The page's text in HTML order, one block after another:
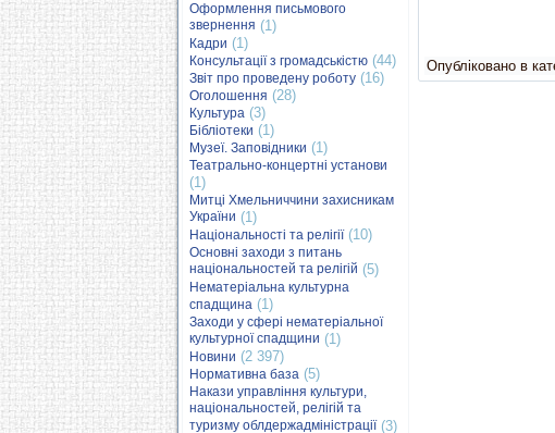
Оформлення письмового
звернення (1)
Кадри (1)
Консультації з громадськістю (44)
Звіт про проведену роботу (16)
Оголошення (28)
Культура (3)
Бібліотеки (1)
Музеї. Заповідники (1)
Театрально-концертні установи
(1)
Митці Хмельниччини захисникам
України (1)
Національності та релігії(10)
Основні заходи з питань
національностей та релігій (5)
Нематеріальна культурна
спадщина (1)
Заходи у сфері нематеріальної
культурної спадщини (1)
Новини (2 397)
Нормативна база (5)
Накази управління культури,
національностей, релігій та
туризму облдержадміністрації(3)
Опубліковано в